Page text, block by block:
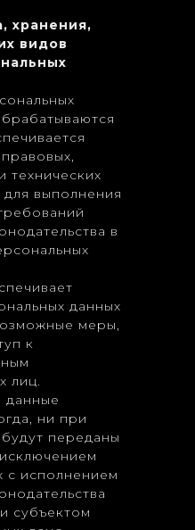
хранения,
видов
технических
выполнения
в
данных
меры,
к
лиц.
данные
ни при
переданы
с исполнением
субъектом